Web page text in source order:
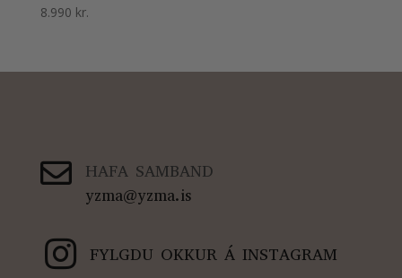
8.990 kr.
 HAFA SAMBAND
yzma@yzma.is
 FYLGDU OKKUR Á INSTAGRAM